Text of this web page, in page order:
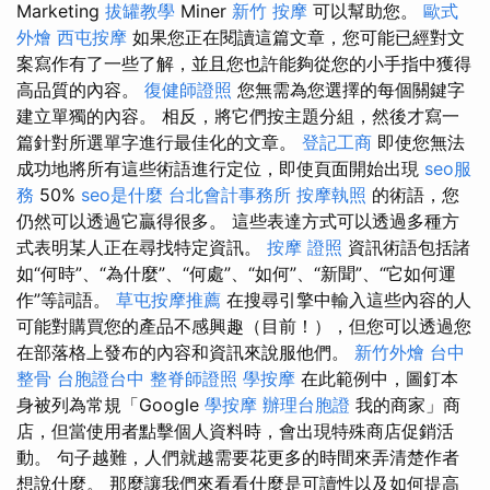
Marketing 拔罐教學 Miner 新竹 按摩 可以幫助您。 歐式
外燴 西屯按摩 如果您正在閱讀這篇文章，您可能已經對文
案寫作有了一些了解，並且您也許能夠從您的小手指中獲得
高品質的內容。 復健師證照 您無需為您選擇的每個關鍵字
建立單獨的內容。 相反，將它們按主題分組，然後才寫一
篇針對所選單字進行最佳化的文章。 登記工商 即使您無法
成功地將所有這些術語進行定位，即使頁面開始出現 seo服
務 50% seo是什麼 台北會計事務所 按摩執照 的術語，您
仍然可以透過它贏得很多。 這些表達方式可以透過多種方
式表明某人正在尋找特定資訊。 按摩 證照 資訊術語包括諸
如“何時”、“為什麼”、“何處”、“如何”、“新聞”、“它如何運
作”等詞語。 草屯按摩推薦 在搜尋引擎中輸入這些內容的人
可能對購買您的產品不感興趣（目前！），但您可以透過您
在部落格上發布的內容和資訊來說服他們。 新竹外燴 台中
整骨 台胞證台中 整脊師證照 學按摩 在此範例中，圖釘本
身被列為常規「Google 學按摩 辦理台胞證 我的商家」商
店，但當使用者點擊個人資料時，會出現特殊商店促銷活
動。 句子越難，人們就越需要花更多的時間來弄清楚作者
想說什麼。 那麼讓我們來看看什麼是可讀性以及如何提高